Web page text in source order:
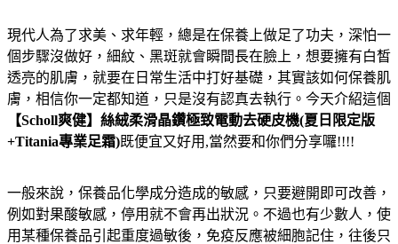
現代人為了求美、求年輕，總是在保養上做足了功夫，深怕一
個步驟沒做好，細紋、黑斑就會瞬間長在臉上，想要擁有白皙
透亮的肌膚，就要在日常生活中打好基礎，其實該如何保養肌
膚，相信你一定都知道，只是沒有認真去執行。今天介紹這個
【Scholl爽健】絲絨柔滑晶鑽極致電動去硬皮機(夏日限定版
+Titania專業足霜)既便宜又好用,當然要和你們分享囉!!!!
一般來說，保養品化學成分造成的敏感，只要避開即可改善，
例如對果酸敏感，停用就不會再出狀況。不過也有少數人，使
用某種保養品引起重度過敏後，免疫反應被細胞記住，往後只